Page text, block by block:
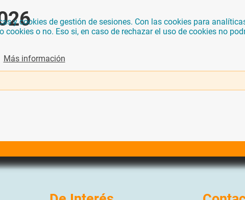
y cookies de gestión de sesiones. Con las cookies para
o no. Eso si, en caso de rechazar el uso de cookies no
Más información